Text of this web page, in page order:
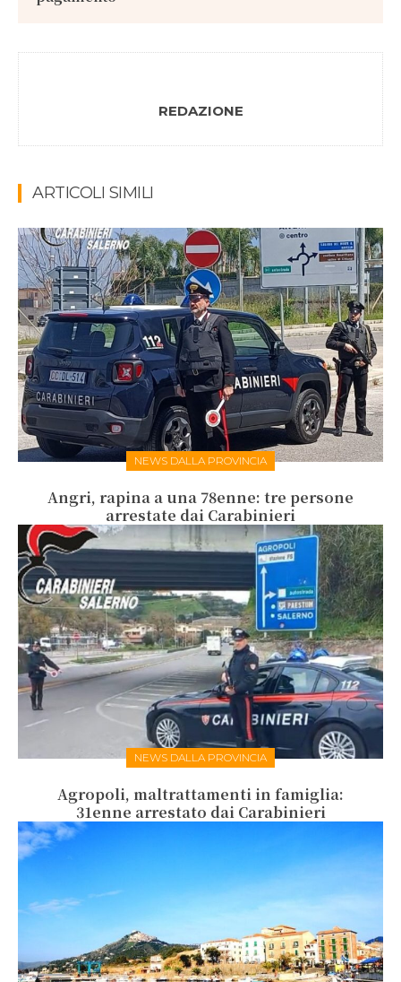
REDAZIONE
ARTICOLI SIMILI
NEWS DALLA PROVINCIA
Angri, rapina a una 78enne: tre persone
arrestate dai Carabinieri
NEWS DALLA PROVINCIA
Agropoli, maltrattamenti in famiglia:
31enne arrestato dai Carabinieri